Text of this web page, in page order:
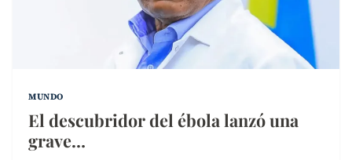
MUNDO
El descubridor del ébola lanzó una
grave…